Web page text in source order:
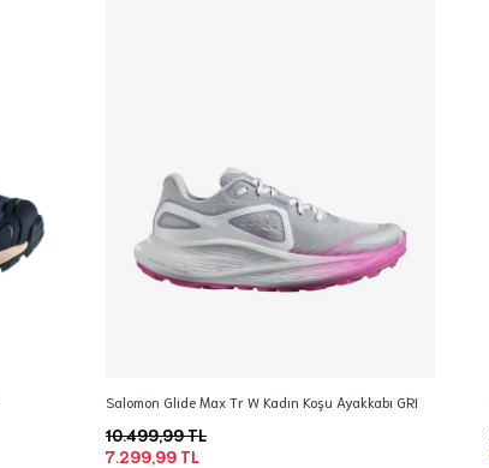
Salomon Glide Max Tr W Kadın Koşu Ayakkabı GRI
7.299,99 TL
10.499,99 TL